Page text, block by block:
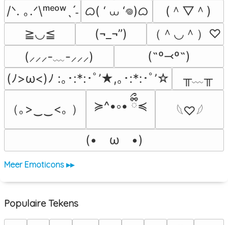
/ᐠ. ｡.ᐟ\ᵐᵉᵒʷˎˊ˗ ᜊ( ‘ ⩊ ‘𖦹)ᜊ
(＾▽＾)
≧◡≦
(¬_¬”)
（＾◡＾）♡
(⸝⸝⸝-﹏-⸝⸝⸝)
(˶º⤙º˶)
(ﾉ>ω<)ﾉ :｡･:*:･ﾟ’★,｡･:*:･ﾟ’☆
╥﹏╥
（｡>‿‿<｡ ） ≽^•༚• ྀིྀ≼
𓆩♡𓆪
(•　ω　•)
Meer Emoticons ▸▸
Populaire Tekens